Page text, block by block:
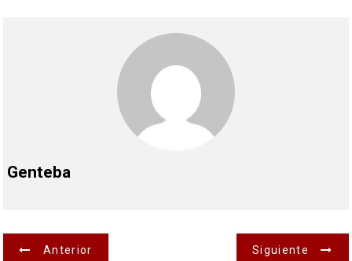
Genteba
N Anterior Siguiente